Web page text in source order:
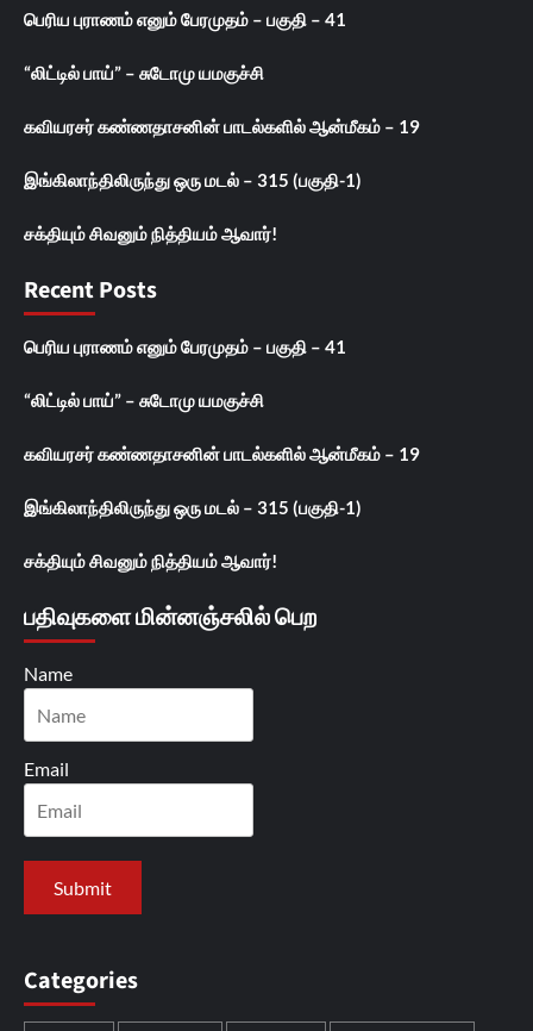
பெரிய புராணம் எனும் பேரமுதம் – பகுதி – 41
“லிட்டில் பாய்” – சுடோமு யமகுச்சி
கவியரசர் கண்ணதாசனின் பாடல்களில் ஆன்மீகம் – 19
இங்கிலாந்திலிருந்து ஒரு மடல் – 315 (பகுதி-1)
சக்தியும் சிவனும் நித்தியம் ஆவார்!
Recent Posts
பெரிய புராணம் எனும் பேரமுதம் – பகுதி – 41
“லிட்டில் பாய்” – சுடோமு யமகுச்சி
கவியரசர் கண்ணதாசனின் பாடல்களில் ஆன்மீகம் – 19
இங்கிலாந்திலிருந்து ஒரு மடல் – 315 (பகுதி-1)
சக்தியும் சிவனும் நித்தியம் ஆவார்!
பதிவுகளை மின்னஞ்சலில் பெற
Name
Email
Categories